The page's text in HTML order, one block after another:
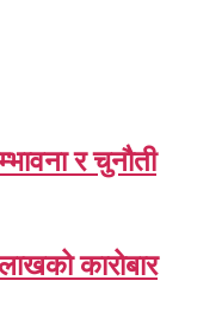
र चुनौती
कारोबार